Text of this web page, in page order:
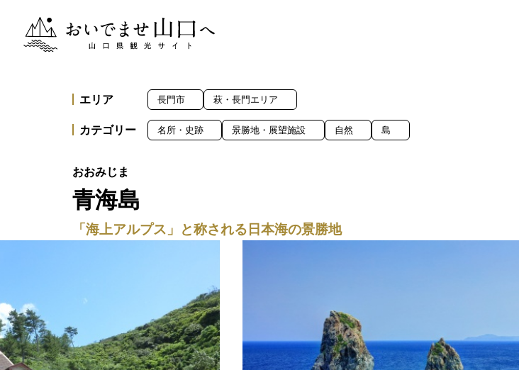
おいでませ山口へー山口県観光サイト
青海島
「海上アルプス」と称される日本海の景勝地
エリア 長門市 萩・長門エリア
カテゴリー 名所・史跡 景勝地・展望施設 自然 島